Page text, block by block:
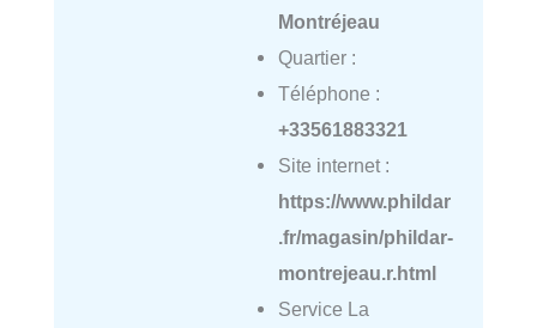
Montréjeau
Quartier :
Téléphone :
+33561883321
Site internet :
https://www.phildar
.fr/magasin/phildar-
montrejeau.r.html
Service La